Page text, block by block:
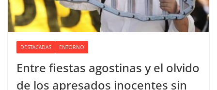
DESTACADAS ENTORNO
Entre fiestas agostinas y el olvido
de los apresados inocentes sin